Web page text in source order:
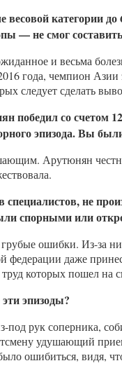
весовой категории до
— не смог
и весьма
года, чемпион
следует сделать
со счетом
эпизода.Вы
Арутюнян
не
спорнымиили
ошибки. Из-за
федерации даже
труд которых пошел
эпизоды?
под рук соперника,
удушающий
ошибиться, видя,